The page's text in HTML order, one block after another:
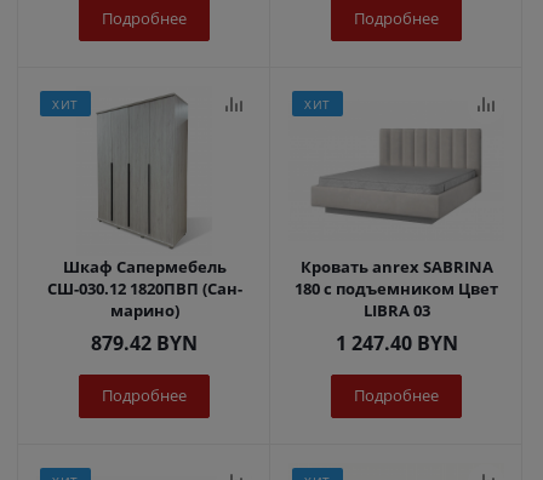
Подробнее Подробнее
ХИТ
Шкаф Сапермебель
СШ-030.12 1820ПВП (Сан-
марино)
879.42 BYN
Подробнее
ХИТ
Кровать anrex SABRINA
180 с подъемником Цвет
LIBRA 03
1 247.40BYN
Подробнее